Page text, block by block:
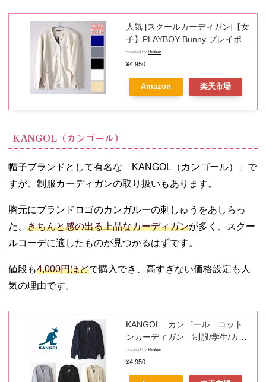
人気 [スクールカーディガン]【女
子】PLAYBOY Bunny プレイボー
イ スクールカーディガン コット
ンカーディガン 学生 制服 ワンポ
イント刺繍
created by Rinker
¥4,950
Amazon 楽天市場
KANGOL（カンゴール）
帽子ブランドとして有名な「KANGOL（カンゴール）」で
すが、制服カーディガンの取り扱いもあります。
胸元にブランドロゴのカンガルーの刺しゅうをあしらっ
た、 きちんと感の出る上品なカーディガンが多く、スクー
ルコーデに適したものが見つかるはずです。
値段も4,000円ほどで購入でき、高すぎない価格設定も人
気の理由です。
KANGOL カンゴール コット
ンカーディガン 制服/学生/カジ
ュアル/スクールカーディガン
created by Rinker
¥4,950